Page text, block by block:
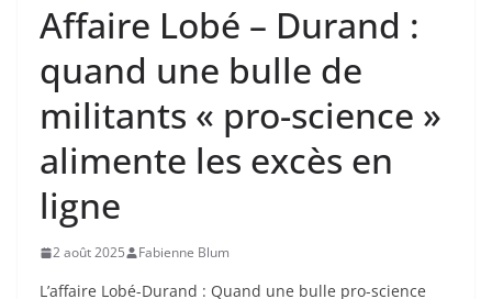
Affaire Lobé – Durand :
quand une bulle de
militants « pro-science »
alimente les excès en
ligne
2 août 2025 Fabienne Blum
L’affaire Lobé-Durand : Quand une bulle pro-science